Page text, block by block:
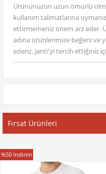
Ürününüzün uzun ömürlü
kullanım talimatlarına
ettirmemeniz önem arz eder.
adına ürünlerimize beğeni ve
ederiz. Janti'yi tercih ettiğiniz
Fırsat Ürünleri
T-Shirt
%50 İndirim